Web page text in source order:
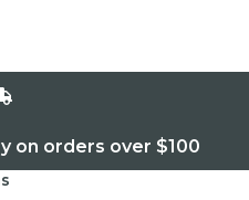
on orders over $100